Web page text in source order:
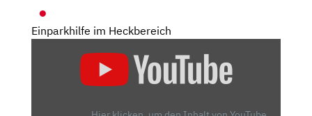
Einparkhilfe im Heckbereich